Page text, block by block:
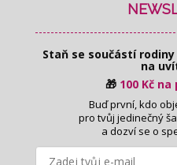
Staň se součástí rodiny
na
🎁 100 Kč
Buď první, kdo
pro tvůj jedinečný
a dozví se o